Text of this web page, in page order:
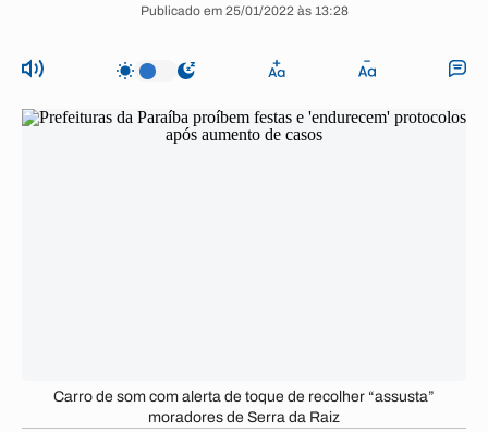
Publicado em 25/01/2022 às 13:28
Carro de som com alerta de toque de recolher “assusta”
moradores de Serra da Raiz